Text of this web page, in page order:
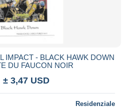
IMPACT - BLACK HAWK DOWN
DU FAUCON NOIR
± 3,47 USD
Residenziale